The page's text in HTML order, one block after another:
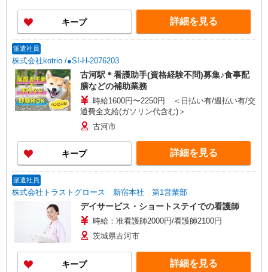
キープ 詳細を見る
派遣社員
株式会社kotrio /●SI-H-2076203
古河駅＊看護助手(資格経験不問)募集♪食事配
膳などの補助業務
時給1600円〜2250円 ＜日払い有/週払い有/交
通費全支給(ガソリン代含む)＞
古河市
キープ 詳細を見る
派遣社員
株式会社トラストグロース 新宿本社 第1営業部
デイサービス・ショートステイでの看護師
時給：准看護師2000円/看護師2100円
茨城県古河市
キープ 詳細を見る